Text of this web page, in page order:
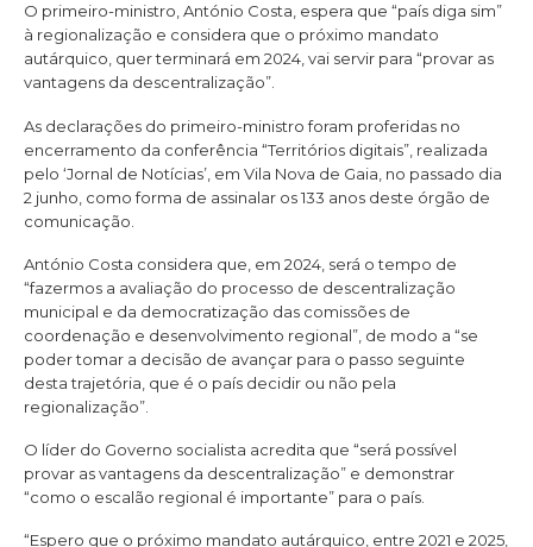
O primeiro-ministro, António Costa, espera que “país diga sim”
à regionalização e considera que o próximo mandato
autárquico, quer terminará em 2024, vai servir para “provar as
vantagens da descentralização”.
As declarações do primeiro-ministro foram proferidas no
encerramento da conferência “Territórios digitais”, realizada
pelo ‘Jornal de Notícias’, em Vila Nova de Gaia, no passado dia
2 junho, como forma de assinalar os 133 anos deste órgão de
comunicação.
António Costa considera que, em 2024, será o tempo de
“fazermos a avaliação do processo de descentralização
municipal e da democratização das comissões de
coordenação e desenvolvimento regional”, de modo a “se
poder tomar a decisão de avançar para o passo seguinte
desta trajetória, que é o país decidir ou não pela
regionalização”.
O líder do Governo socialista acredita que “será possível
provar as vantagens da descentralização” e demonstrar
“como o escalão regional é importante” para o país.
“Espero que o próximo mandato autárquico, entre 2021 e 2025,